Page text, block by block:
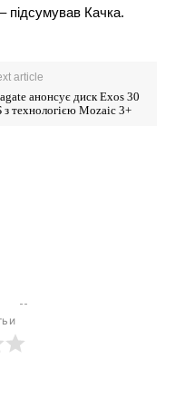
підсумував Качка.
article
анонсує диск Exos 30
з технологією Mozaic 3+